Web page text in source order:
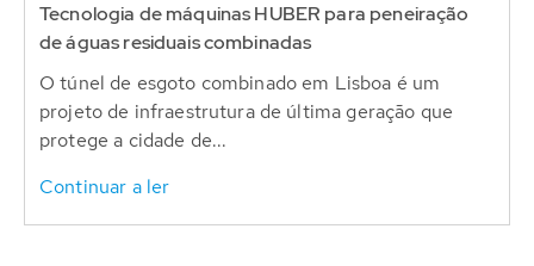
Tecnologia de máquinas HUBER para peneiração
de águas residuais combinadas
O túnel de esgoto combinado em Lisboa é um
projeto de infraestrutura de última geração que
protege a cidade de...
Continuar a ler